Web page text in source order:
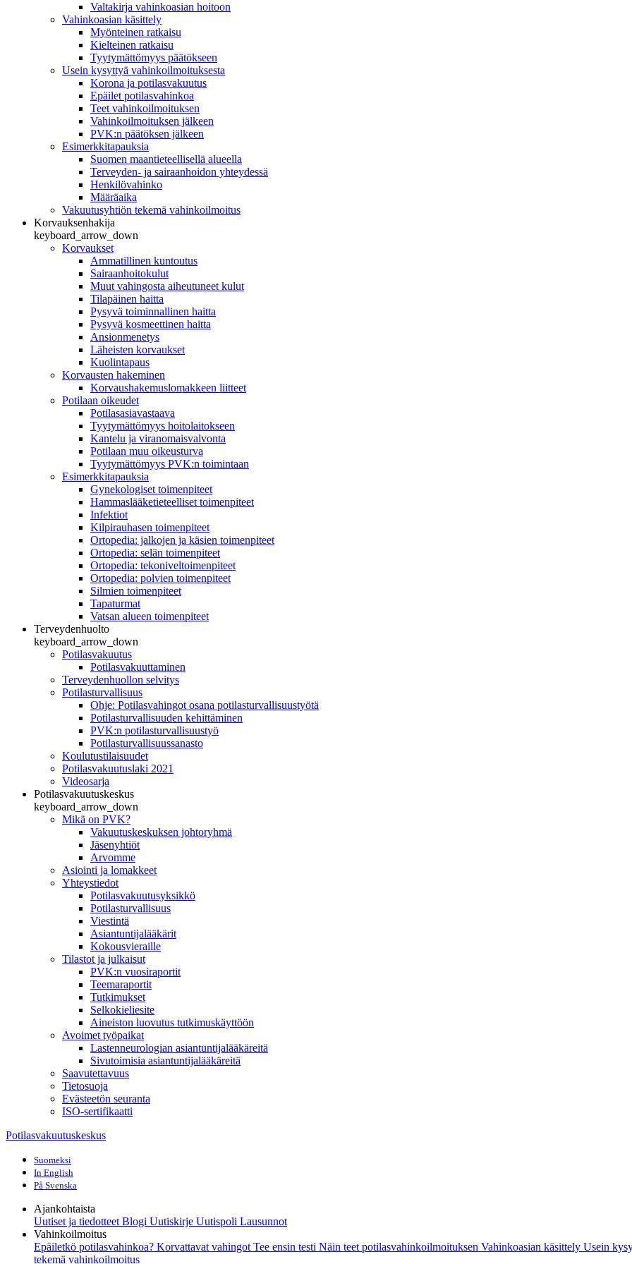
Valtakirja vahinkoasian hoitoon
Vahinkoasian käsittely
Myönteinen ratkaisu
Kielteinen ratkaisu
Tyytymättömyys päätökseen
Usein kysyttyä vahinkoilmoituksesta
Korona ja potilasvakuutus
Epäilet potilasvahinkoa
Teet vahinkoilmoituksen
Vahinkoilmoituksen jälkeen
PVK:n päätöksen jälkeen
Esimerkkitapauksia
Suomen maantieteellisellä alueella
Terveyden- ja sairaanhoidon yhteydessä
Henkilövahinko
Määräaika
Vakuutusyhtiön tekemä vahinkoilmoitus
Korvauksenhakija
keyboard_arrow_down
Korvaukset
Ammatillinen kuntoutus
Sairaanhoitokulut
Muut vahingosta aiheutuneet kulut
Tilapäinen haitta
Pysyvä toiminnallinen haitta
Pysyvä kosmeettinen haitta
Ansionmenetys
Läheisten korvaukset
Kuolintapaus
Korvausten hakeminen
Korvaushakemuslomakkeen liitteet
Potilaan oikeudet
Potilasasiavastaava
Tyytymättömyys hoitolaitokseen
Kantelu ja viranomaisvalvonta
Potilaan muu oikeusturva
Tyytymättömyys PVK:n toimintaan
Esimerkkitapauksia
Gynekologiset toimenpiteet
Hammaslääketieteelliset toimenpiteet
Infektiot
Kilpirauhasen toimenpiteet
Ortopedia: jalkojen ja käsien toimenpiteet
Ortopedia: selän toimenpiteet
Ortopedia: tekoniveltoimenpiteet
Ortopedia: polvien toimenpiteet
Silmien toimenpiteet
Tapaturmat
Vatsan alueen toimenpiteet
Terveydenhuolto
keyboard_arrow_down
Potilasvakuutus
Potilasvakuuttaminen
Terveydenhuollon selvitys
Potilasturvallisuus
Ohje: Potilasvahingot osana potilasturvallisuustyötä
Potilasturvallisuuden kehittäminen
PVK:n potilasturvallisuustyö
Potilasturvallisuussanasto
Koulutustilaisuudet
Potilasvakuutuslaki 2021
Videosarja
Potilasvakuutuskeskus
keyboard_arrow_down
Mikä on PVK?
Vakuutuskeskuksen johtoryhmä
Jäsenyhtiöt
Arvomme
Asiointi ja lomakkeet
Yhteystiedot
Potilasvakuutusyksikkö
Potilasturvallisuus
Viestintä
Asiantuntijalääkärit
Kokousvieraille
Tilastot ja julkaisut
PVK:n vuosiraportit
Teemaraportit
Tutkimukset
Selkokieliesite
Aineiston luovutus tutkimuskäyttöön
Avoimet työpaikat
Lastenneurologian asiantuntijalääkäreitä
Sivutoimisia asiantuntijalääkäreitä
Saavutettavuus
Tietosuoja
Evästeetön seuranta
ISO-sertifikaatti
Potilasvakuutuskeskus
Suomeksi
In English
På Svenska
Ajankohtaista
Uutiset ja tiedotteet Blogi Uutiskirje Uutispoli Lausunnot
Vahinkoilmoitus
Epäiletkö potilasvahinkoa? Korvattavat vahingot Tee ensin testi Näin teet potilasvahinkoilmoituksen Vahinkoasian käsittely Usein
tekemä vahinkoilmoitus